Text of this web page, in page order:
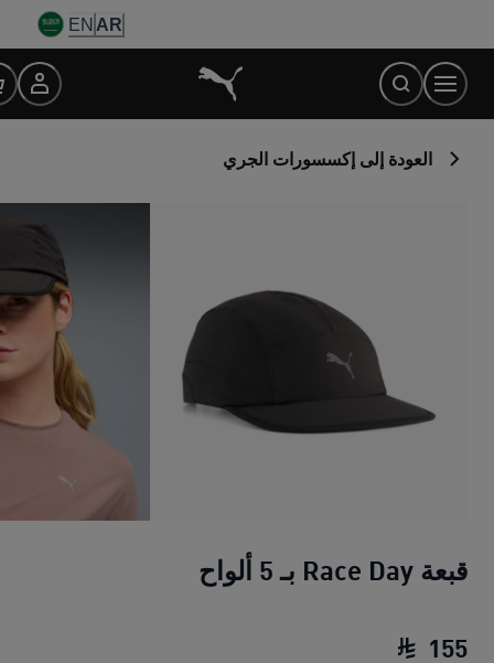
Content
AR
EN
العودة إلى إكسسورات الجري
قبعة Race Day بـ 5 ألواح
155